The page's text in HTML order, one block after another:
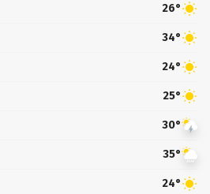
26°
34°
24°
25°
30°
35°
24°